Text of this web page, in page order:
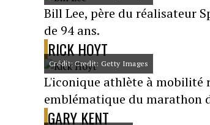
Bill Lee, père du réalisateur
de 94 ans.
RICK HOYT
Crédit: Credit: Getty Images
L'iconique athlète à mobilité
emblématique du marathon
GARY KENT